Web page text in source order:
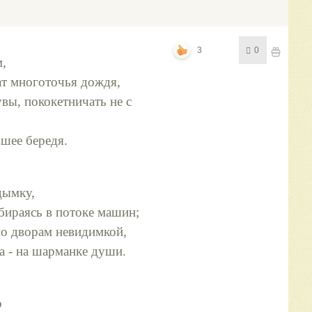
многоточья дождя,
пококетничать не с
бередя.
в потоке машин;
дворам невидимкой,
- на шарманке души.
3 0